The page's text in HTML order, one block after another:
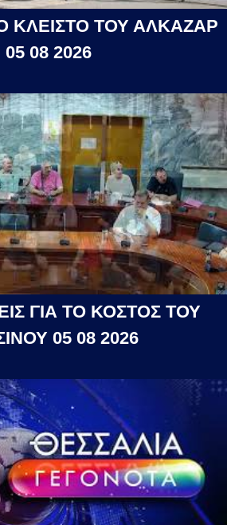
ΚΛΕΙΣΤΟ ΤΟΥ ΑΛΚΑΖΑΡ
05 08 2026
ΓΙΑ ΤΟ ΚΟΣΤΟΣ ΤΟΥ
05 08 2026